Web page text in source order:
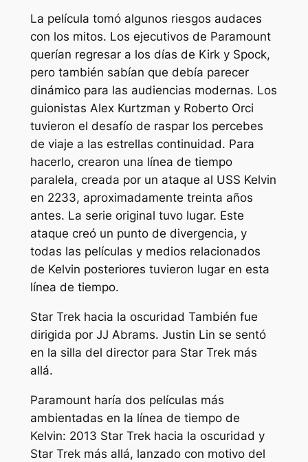
La película tomó algunos riesgos audaces
con los mitos. Los ejecutivos de Paramount
querían regresar a los días de Kirk y Spock,
pero también sabían que debía parecer
dinámico para las audiencias modernas. Los
guionistas Alex Kurtzman y Roberto Orci
tuvieron el desafío de raspar los percebes
de viaje a las estrellas continuidad. Para
hacerlo, crearon una línea de tiempo
paralela, creada por un ataque al USS Kelvin
en 2233, aproximadamente treinta años
antes. La serie original tuvo lugar. Este
ataque creó un punto de divergencia, y
todas las películas y medios relacionados
de Kelvin posteriores tuvieron lugar en esta
línea de tiempo.
Star Trek hacia la oscuridad También fue
dirigida por JJ Abrams. Justin Lin se sentó
en la silla del director para Star Trek más
allá.
Paramount haría dos películas más
ambientadas en la línea de tiempo de
Kelvin: 2013 Star Trek hacia la oscuridad y
Star Trek más allá, lanzado con motivo del